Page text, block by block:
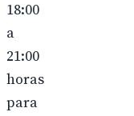
18:00
a
21:00
horas
para